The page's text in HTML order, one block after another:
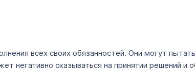
всех своих обязанностей. Они могут
негативно сказываться на принятии решений и